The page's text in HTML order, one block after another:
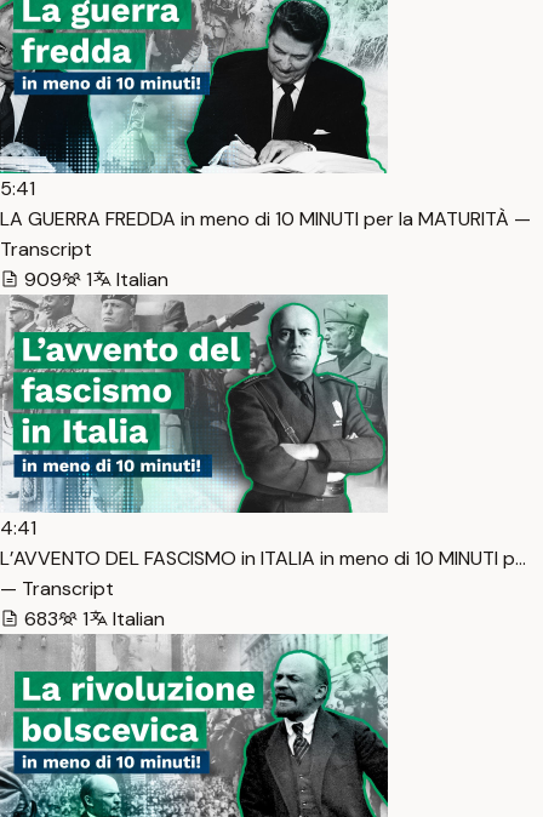
5:41
LA GUERRA FREDDA in meno di 10 MINUTI per la MATURITÀ —
Transcript
909
1 Italian
4:41
L’AVVENTO DEL FASCISMO in ITALIA in meno di 10 MINUTI p…
— Transcript
683
1 Italian